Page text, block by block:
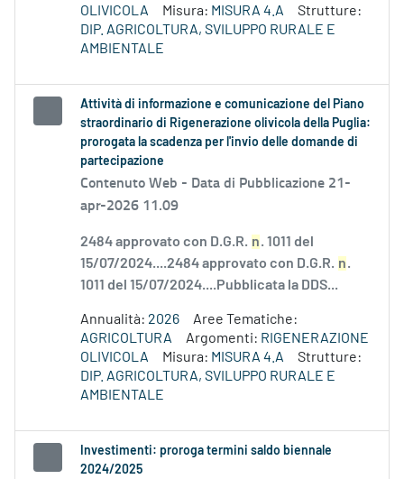
OLIVICOLA
Misura: MISURA 4.A
Strutture:
DIP. AGRICOLTURA, SVILUPPO RURALE E
AMBIENTALE
Attività di informazione e comunicazione del Piano
straordinario di Rigenerazione olivicola della Puglia:
prorogata la scadenza per l'invio delle domande di
partecipazione
Contenuto Web - Data di Pubblicazione 21-
apr-2026 11.09
2484 approvato con D.G.R. n. 1011 del
15/07/2024....2484 approvato con D.G.R. n.
1011 del 15/07/2024....Pubblicata la DDS...
Annualità: 2026
Aree Tematiche:
AGRICOLTURA
Argomenti: RIGENERAZIONE
OLIVICOLA
Misura: MISURA 4.A
Strutture:
DIP. AGRICOLTURA, SVILUPPO RURALE E
AMBIENTALE
Investimenti: proroga termini saldo biennale
2024/2025